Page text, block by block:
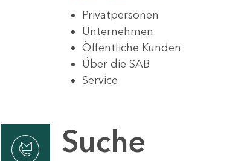
Privatpersonen
Unternehmen
Öffentliche Kunden
Über die SAB
Service
Suche